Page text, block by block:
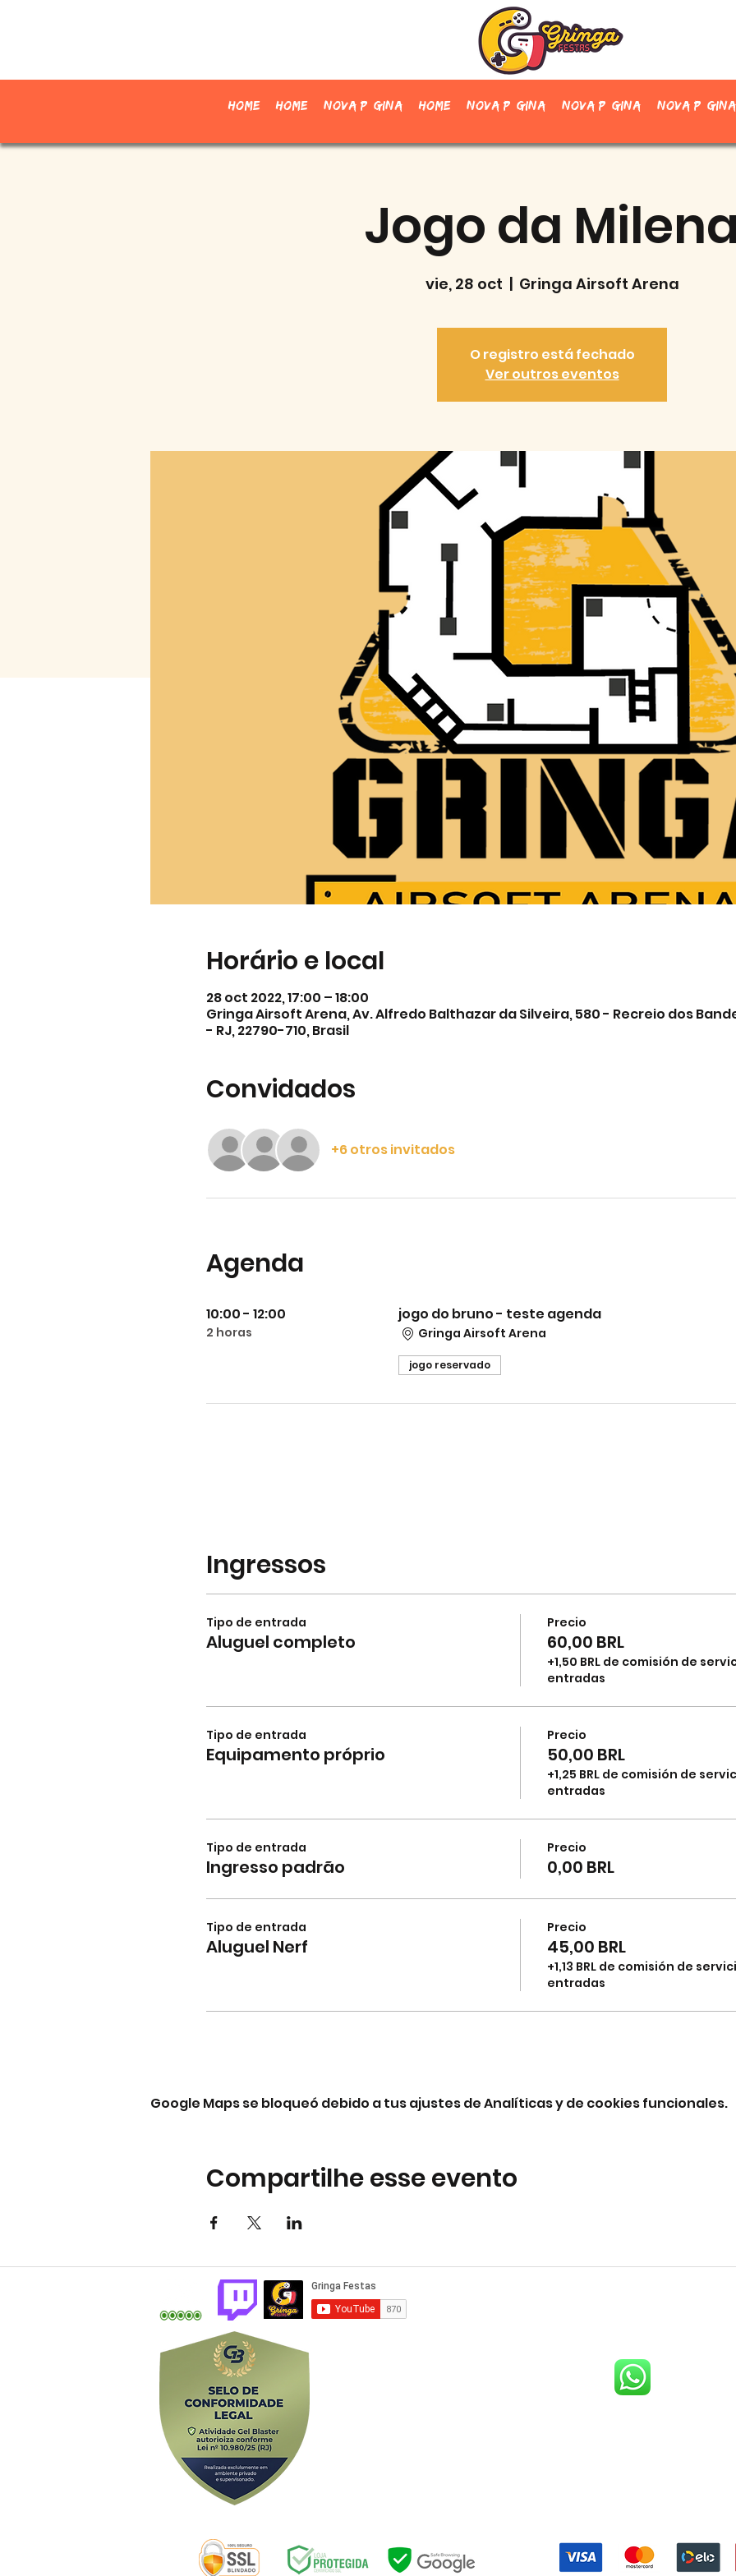
Home Home Nova página Home Nova página Nova página Nova página
Jogo da Milena
vie, 28 oct
  |
Gringa Airsoft Arena
O registro está fechado
Ver outros eventos
Horário e local
28 oct 2022, 17:00 – 18:00
Gringa Airsoft Arena, Av. Alfredo Balthazar da Silveira, 580 - Recreio dos
- RJ, 22790-710, Brasil
Convidados
+6 otros invitados
Agenda
10:00 - 12:00
2 horas
jogo do bruno - teste agenda
Gringa Airsoft Arena
jogo reservado
Ingressos
Tipo de entrada
Aluguel completo
Precio
60,00 BRL
+1,50 BRL de comisión de
entradas
Tipo de entrada
Equipamento próprio
Precio
50,00 BRL
+1,25 BRL de comisión de
entradas
Tipo de entrada
Ingresso padrão
Precio
0,00 BRL
Tipo de entrada
Aluguel Nerf
Precio
45,00 BRL
+1,13 BRL de comisión de
entradas
Google Maps se bloqueó debido a tus ajustes de Analíticas y de cookies funcionales.
Compartilhe esse evento